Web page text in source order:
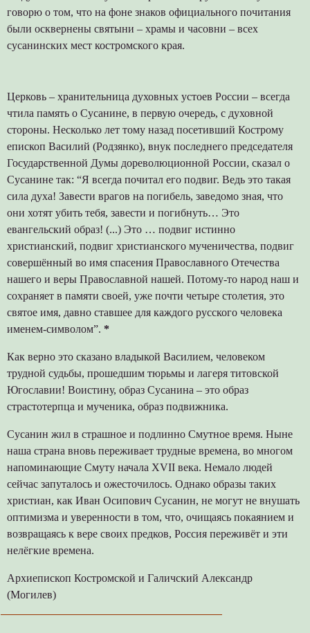
говорю о том, что на фоне знаков официального почитания
были осквернены святыни – храмы и часовни – всех
сусанинских мест костромского края.
Церковь – хранительница духовных устоев России – всегда
чтила память о Сусанине, в первую очередь, с духовной
стороны. Несколько лет тому назад посетивший Кострому
епископ Василий (Родзянко), внук последнего председателя
Государственной Думы дореволюционной России, сказал о
Сусанине так: “Я всегда почитал его подвиг. Ведь это такая
сила духа! Завести врагов на погибель, заведомо зная, что
они хотят убить тебя, завести и погибнуть… Это
евангельский образ! (...) Это … подвиг истинно
христианский, подвиг христианского мученичества, подвиг
совершённый во имя спасения Православного Отечества
нашего и веры Православной нашей. Потому-то народ наш и
сохраняет в памяти своей, уже почти четыре столетия, это
святое имя, давно ставшее для каждого русского человека
именем-символом”. *
Как верно это сказано владыкой Василием, человеком
трудной судьбы, прошедшим тюрьмы и лагеря титовской
Югославии! Воистину, образ Сусанина – это образ
страстотерпца и мученика, образ подвижника.
Сусанин жил в страшное и подлинно Смутное время. Ныне
наша страна вновь переживает трудные времена, во многом
напоминающие Смуту начала XVII века. Немало людей
сейчас запуталось и ожесточилось. Однако образы таких
христиан, как Иван Осипович Сусанин, не могут не внушать
оптимизма и уверенности в том, что, очищаясь покаянием и
возвращаясь к вере своих предков, Россия переживёт и эти
нелёгкие времена.
Архиепископ Костромской и Галичский Александр
(Могилев)